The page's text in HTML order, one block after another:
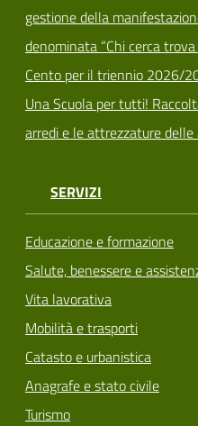
gestione della
denominata “Chi cerca
Cento per il triennio 2026/
Una Scuola per tutti!
arredi e le attrezzature delle
SERVIZI
Educazione e formazione
Salute, benessere e
Vita lavorativa
Mobilità e trasporti
Catasto e urbanistica
Anagrafe e stato civile
Turismo